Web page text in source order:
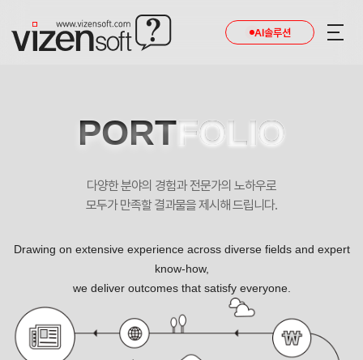
AI솔루션
아이팅성형외과 반응형 기업 홈페이지제작 포트폴리오
PORTFOLIO
다양한 분야의 경험과 전문가의 노하우로
모두가 만족할 결과물을 제시해 드립니다.
Drawing on extensive experience across diverse fields and expert
know-how,
we deliver outcomes that satisfy everyone.